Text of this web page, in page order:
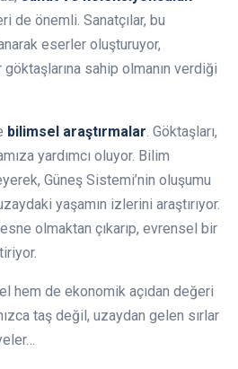
de önemli. Sanatçılar, bu
eserler oluşturuyor,
sahip olmanın verdiği
bilimsel araştırmalar. Göktaşları,
yardımcı oluyor. Bilim
Güneş Sistemi’nin oluşumu
yaşamın izlerini araştırıyor.
olmaktan çıkarıp, evrensel bir
hem de ekonomik açıdan değeri
taş değil, uzaydan gelen sırlar